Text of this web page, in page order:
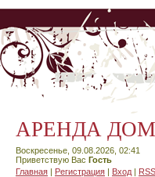
АРЕНДА
Воскресенье, 09.08.2026, 02:41
Приветствую Вас Гость
Главная | Регистрация | Вход | RSS